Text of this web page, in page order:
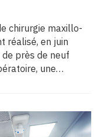
chirurgie maxillo-
réalisé, en juin
de près de neuf
une